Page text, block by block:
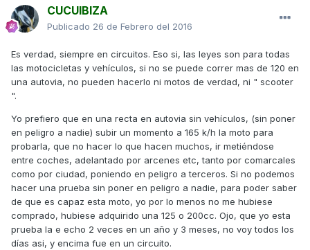
CUCUIBIZA
Publicado 26 de Febrero del 2016
Es verdad, siempre en circuitos. Eso si, las leyes son para todas
las motocicletas y vehículos, si no se puede correr mas de 120 en
una autovia, no pueden hacerlo ni motos de verdad, ni " scooter
".
Yo prefiero que en una recta en autovia sin vehículos, (sin poner
en peligro a nadie) subir un momento a 165 k/h la moto para
probarla, que no hacer lo que hacen muchos, ir metiéndose
entre coches, adelantado por arcenes etc, tanto por comarcales
como por ciudad, poniendo en peligro a terceros. Si no podemos
hacer una prueba sin poner en peligro a nadie, para poder saber
de que es capaz esta moto, yo por lo menos no me hubiese
comprado, hubiese adquirido una 125 o 200cc. Ojo, que yo esta
prueba la e echo 2 veces en un año y 3 meses, no voy todos los
días asi, y encima fue en un circuito.